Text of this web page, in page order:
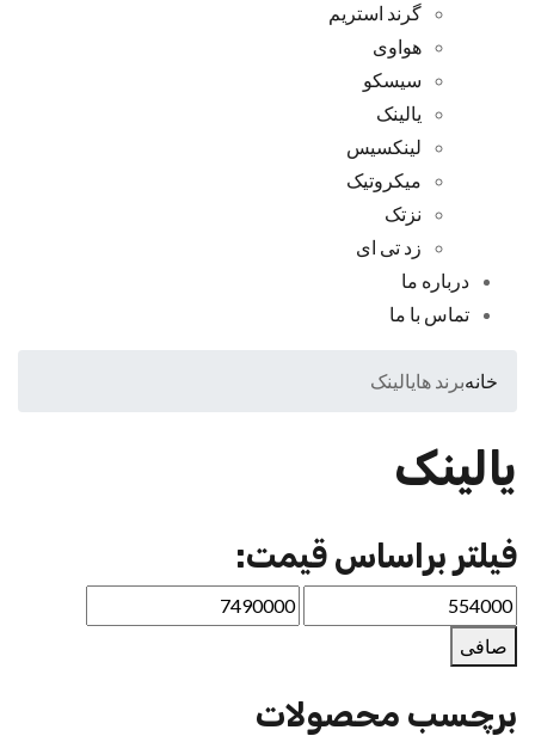
گرند استریم
هواوی
سیسکو
یالینک
لینکسیس
میکروتیک
نزتک
زد تی ای
درباره ما
تماس با ما
خانهبرند هایالینک
یالینک
فیلتر براساس قیمت:
صافی
برچسب محصولات